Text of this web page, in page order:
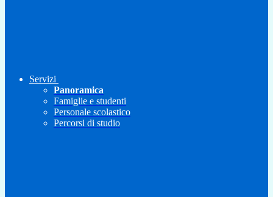
Servizi
Panoramica
Famiglie e studenti
Personale scolastico
Percorsi di studio